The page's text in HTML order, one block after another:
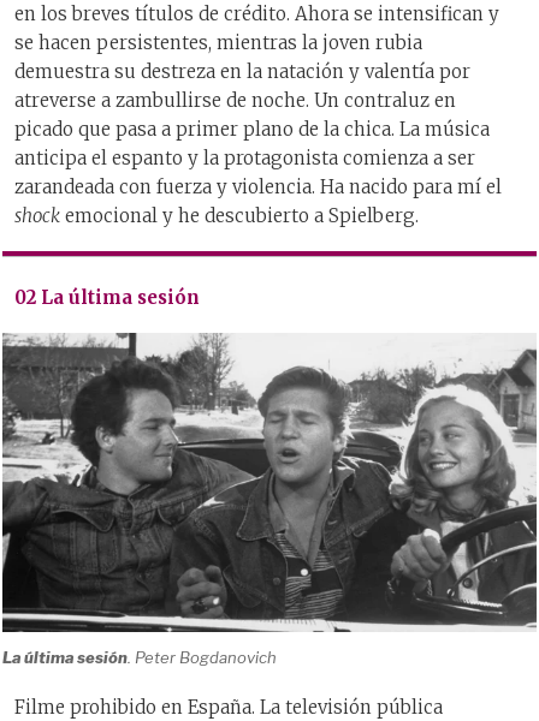
en los breves títulos de crédito. Ahora se intensifican y
se hacen persistentes, mientras la joven rubia
demuestra su destreza en la natación y valentía por
atreverse a zambullirse de noche. Un contraluz en
picado que pasa a primer plano de la chica. La música
anticipa el espanto y la protagonista comienza a ser
zarandeada con fuerza y violencia. Ha nacido para mí el
shock emocional y he descubierto a Spielberg.
02 La última sesión
La última sesión . Peter Bogdanovich
Filme prohibido en España. La televisión pública